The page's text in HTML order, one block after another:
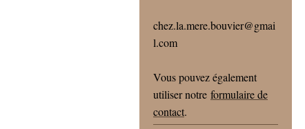
chez.la.mere.bouvier@gmai
l.com
Vous pouvez également
utiliser notre formulaire de
contact.